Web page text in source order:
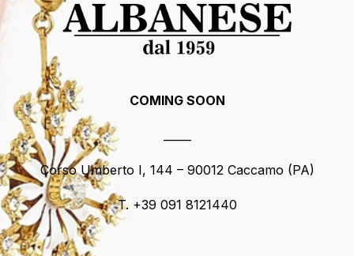
COMING SOON
Corso Umberto I, 144 – 90012 Caccamo (PA)
T. +39 091 8121440